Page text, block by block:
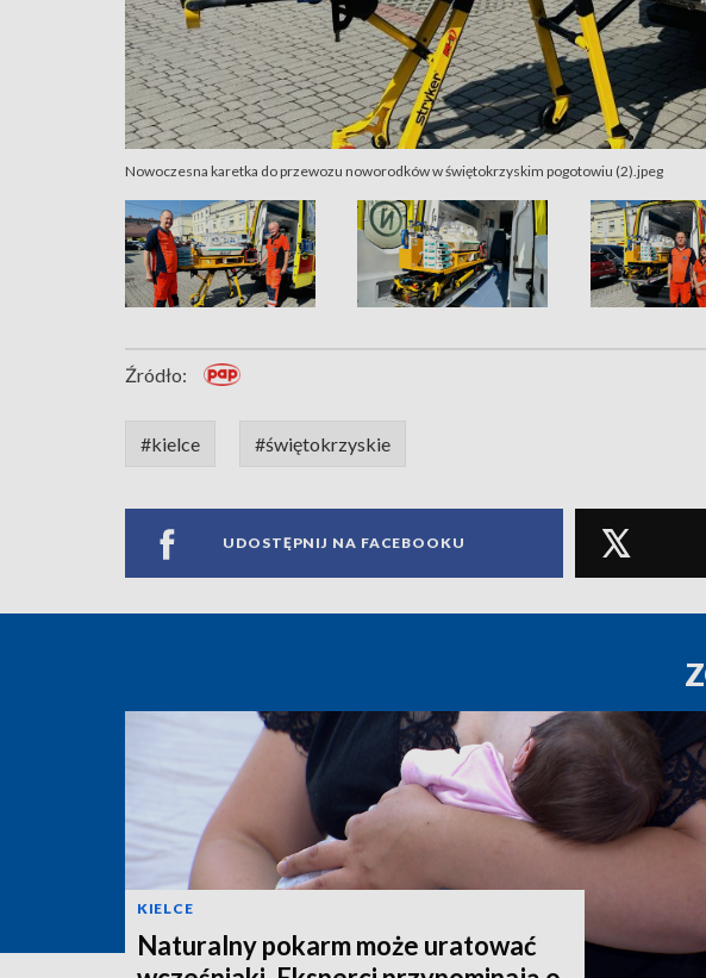
Nowoczesna karetka do przewozu noworodków w świętokrzyskim pogotowiu (2).jpeg
Źródło:
#kielce #świętokrzyskie
UDOSTĘPNIJ NA FACEBOOKU
KIELCE
Naturalny pokarm może uratować